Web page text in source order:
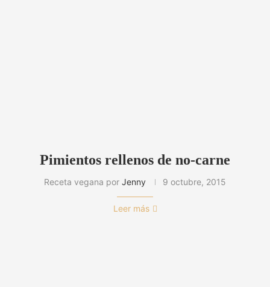
Pimientos rellenos de no-carne
Receta vegana por Jenny 9 octubre, 2015
Leer más